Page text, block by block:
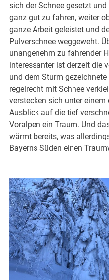
sich der Schnee gesetzt
ganz gut zu fahren, weiter
ganze Arbeit geleistet und
Pulverschnee weggeweht.
unangenehm zu fahrender
interessanter ist derzeit die
und dem Sturm
regelrecht mit Schnee
verstecken sich unter
Ausblick auf die tief
Voralpen ein Traum. Und
wärmt bereits, was
Bayerns Süden einen